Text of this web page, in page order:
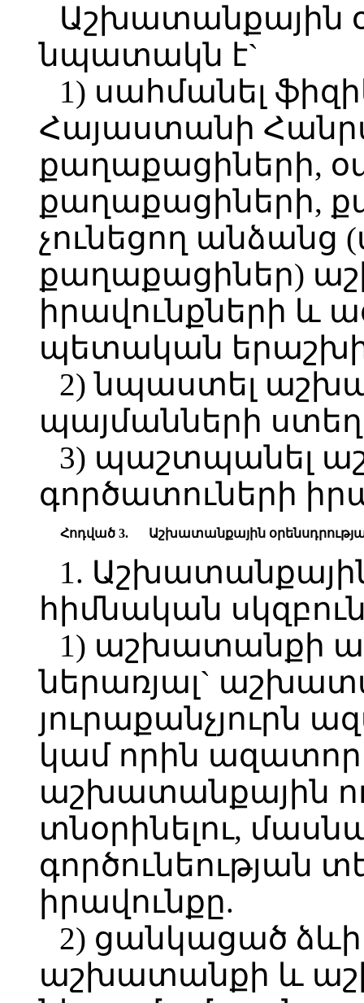
Աշխատանքային
նպատակն է`
1) սահմանել
Հայաստանի
քաղաքացիների,
քաղաքացիների,
չունեցող անձանց
քաղաքացիներ)
իրավունքների և
պետական
2) նպաստել
պայմանների
3) պաշտպանել
գործատուների
Հոդված 3. Աշխատանքային
1.
հիմնական
1) աշխատանքի
ներառյալ`
յուրաքանչյուրն
կամ որին
աշխատանքային
տնօրինելու,
գործունեության
իրավունքը.
2) ցանկացած ձևի
աշխատանքի և